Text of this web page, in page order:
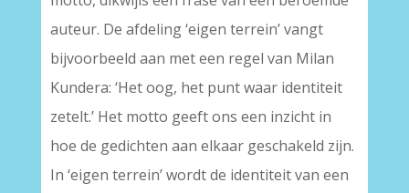
auteur. De afdeling ‘eigen terrein’ vangt
bijvoorbeeld aan met een regel van Milan
Kundera: ‘Het oog, het punt waar identiteit
zetelt.’ Het motto geeft ons een inzicht in
hoe de gedichten aan elkaar geschakeld zijn.
In ‘eigen terrein’ wordt de identiteit van een